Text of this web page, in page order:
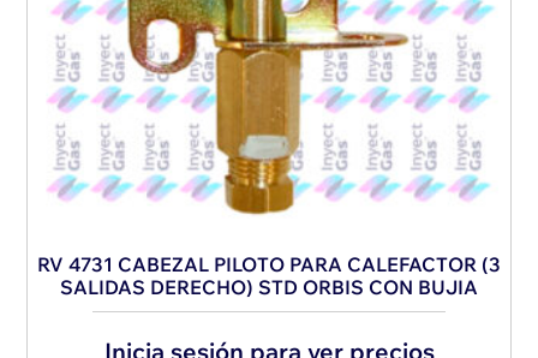
RV 4731 CABEZAL PILOTO PARA CALEFACTOR (3
SALIDAS DERECHO) STD ORBIS CON BUJIA
Inicia sesión para ver precios